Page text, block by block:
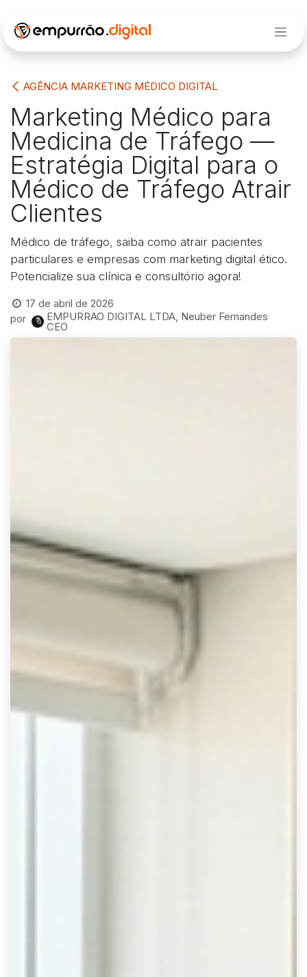
AGÊNCIA MARKETING MÉDICO DIGITAL
Marketing Médico para
Medicina de Tráfego —
Estratégia Digital para o
Médico de Tráfego Atrair
Clientes
Médico de tráfego, saiba como atrair pacientes
particulares e empresas com marketing digital ético.
Potencialize sua clínica e consultório agora!
17 de abril de 2026
por
EMPURRAO DIGITAL LTDA, Neuber Fernandes
CEO